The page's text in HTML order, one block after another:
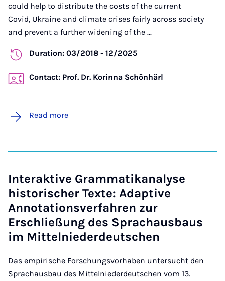
could help to distribute the costs of the current
Covid, Ukraine and climate crises fairly across society
and prevent a further widening of the ...
Duration: 03/2018 - 12/2025
Contact: Prof. Dr. Korinna Schönhärl
Read more
Interaktive Grammatikanalyse
historischer Texte: Adaptive
Annotationsverfahren zur
Erschließung des Sprachausbaus
im Mittelniederdeutschen
Das empirische Forschungsvorhaben untersucht den
Sprachausbau des Mittelniederdeutschen vom 13.